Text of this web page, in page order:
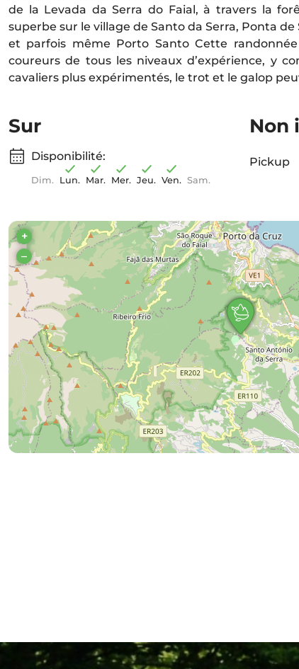
de la Levada da Serra do Faial, à travers la
superbe sur le village de Santo da Serra, Ponta de
et parfois même Porto Santo Cette
coureurs de tous les niveaux d’expérience, y
cavaliers plus expérimentés, le trot et le galop
Sur
Disponibilité:
Dim. Lun. Mar. Mer. Jeu. Ven. Sam.
Non
Pickup
+
–